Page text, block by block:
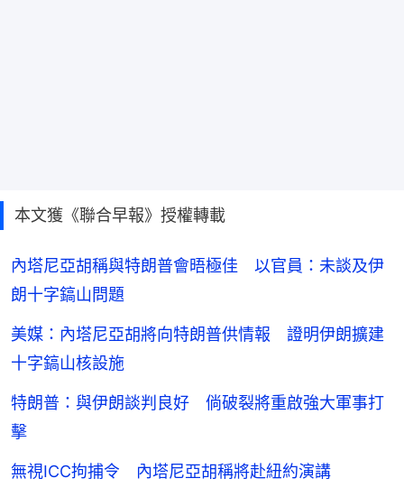
本文獲《聯合早報》授權轉載
內塔尼亞胡稱與特朗普會晤極佳 以官員：未談及伊
朗十字鎬山問題
美媒：內塔尼亞胡將向特朗普供情報 證明伊朗擴建
十字鎬山核設施
特朗普：與伊朗談判良好 倘破裂將重啟強大軍事打
擊
無視ICC拘捕令 內塔尼亞胡稱將赴紐約演講